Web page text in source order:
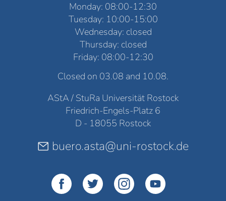
Monday: 08:00-12:30
Tuesday: 10:00-15:00
Wednesday: closed
Thursday: closed
Friday: 08:00-12:30
Closed on 03.08 and 10.08.
AStA / StuRa Universität Rostock
Friedrich-Engels-Platz 6
D - 18055 Rostock
buero.asta@uni-rostock.de